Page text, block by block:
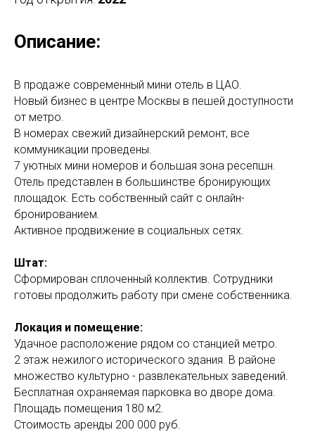
Описание:
В продаже современный мини отель в ЦАО.
Новый бизнес в центре Москвы в пешей доступности
от метро.
В номерах свежий дизайнерский ремонт, все
коммуникации проведены.
7 уютных мини номеров и большая зона ресепшн.
Отель представлен в большинстве бронирующих
площадок. Есть собственный сайт с онлайн-
бронированием.
Активное продвижение в социальных сетях.
Штат:
Сформирован сплоченный коллектив. Сотрудники
готовы продолжить работу при смене собственника.
Локация и помещение:
Удачное расположение рядом со станцией метро.
2 этаж нежилого исторического здания. В районе
множество культурно - развлекательных заведений.
Бесплатная охраняемая парковка во дворе дома.
Площадь помещения 180 м2.
Стоимость аренды 200 000 руб.